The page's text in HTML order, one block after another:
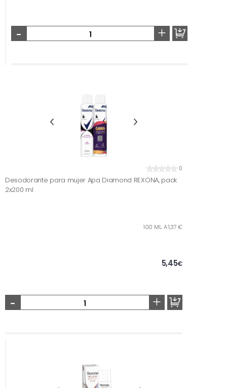
- +
0
Desodorante para mujer Apa Diamond REXONA, pack
2x200 ml
100 ML. A 1,37 €
5,45€
- +